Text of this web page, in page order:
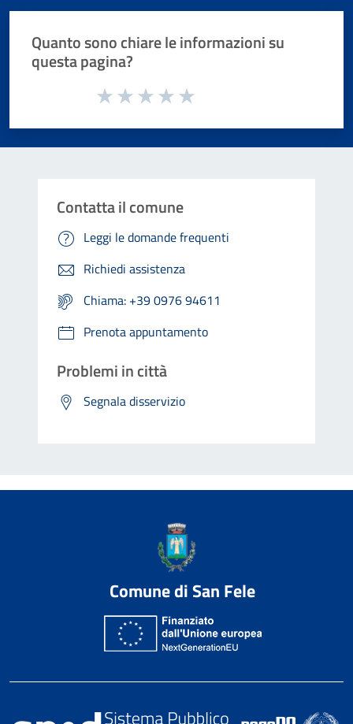
Quanto sono chiare le informazioni su
questa pagina?
Valuta da 1 a 5 stelle la pagina
Contatta il comune
Leggi le domande frequenti
Richiedi assistenza
Chiama: +39 0976 94611
Prenota appuntamento
Problemi in città
Segnala disservizio
Comune di San Fele